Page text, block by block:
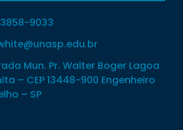
9033
Mun. Pr. Walter Boger Lagoa
– CEP 13448-900 Engenheiro
– SP